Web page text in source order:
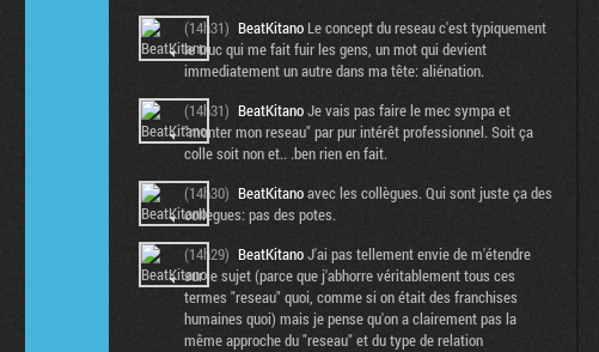
(14h31) BeatKitano Le concept du reseau c'est typiquement
le truc qui me fait fuir les gens, un mot qui devient
immediatement un autre dans ma tête: aliénation.
(14h31) BeatKitanoJe vais pas faire le mec sympa et
"monter mon reseau" par pur intérêt professionnel. Soit ça
colle soit non et.. .ben rien en fait.
(14h30) BeatKitanoavec les collègues. Qui sont juste ça des
collègues: pas des potes.
(14h29) BeatKitanoJ'ai pas tellement envie de m'étendre
sur le sujet (parce que j'abhorre véritablement tous ces
termes "reseau" quoi, comme si on était des franchises
humaines quoi) mais je pense qu'on a clairement pas la
même approche du "reseau" et du type de relation